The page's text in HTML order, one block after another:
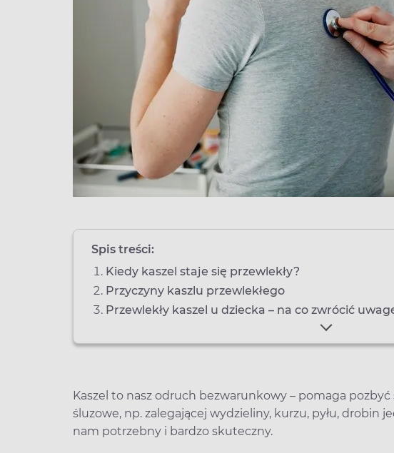
Spis treści:
Kiedy kaszel staje się przewlekły?
Przyczyny kaszlu przewlekłego
Przewlekły kaszel u dziecka – na co zwrócić
Kaszel to nasz odruch bezwarunkowy – pomaga
śluzowe, np. zalegającej wydzieliny, kurzu, pyłu, drobin
nam potrzebny i bardzo skuteczny.